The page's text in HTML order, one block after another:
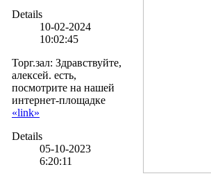
Details
10-02-2024
10:02:45
Торг.зал: Здравствуйте,
алексей. есть,
посмотрите на нашей
интернет-площадке
«link»
Details
05-10-2023
6:20:11